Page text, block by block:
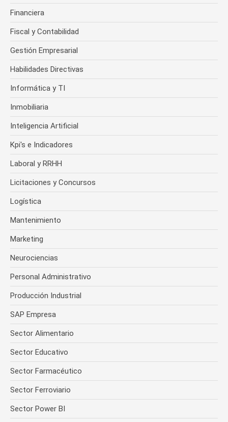
Financiera
Fiscal y Contabilidad
Gestión Empresarial
Habilidades Directivas
Informática y TI
Inmobiliaria
Inteligencia Artificial
Kpi's e Indicadores
Laboral y RRHH
Licitaciones y Concursos
Logística
Mantenimiento
Marketing
Neurociencias
Personal Administrativo
Producción Industrial
SAP Empresa
Sector Alimentario
Sector Educativo
Sector Farmacéutico
Sector Ferroviario
Sector Power BI